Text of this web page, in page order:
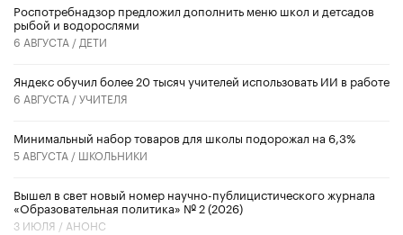
Роспотребнадзор предложил дополнить меню школ и детсадов
рыбой и водорослями
6 АВГУСТА / ДЕТИ
​Яндекс обучил более 20 тысяч учителей использовать ИИ в работе
6 АВГУСТА /УЧИТЕЛЯ
Минимальный набор товаров для школы подорожал на 6,3%
5 АВГУСТА / ШКОЛЬНИКИ
Вышел в свет новый номер научно-публицистического журнала
«Образовательная политика» № 2 (2026)
3 ИЮЛЯ / АНОНС